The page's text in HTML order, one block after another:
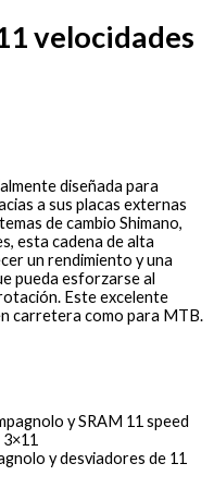
velocidades
diseñada para
a sus placas externas
de cambio Shimano,
esta cadena de alta
un rendimiento y una
pueda esforzarse al
Este excelente
carretera como para MTB.
y SRAM 11 speed
y desviadores de 11